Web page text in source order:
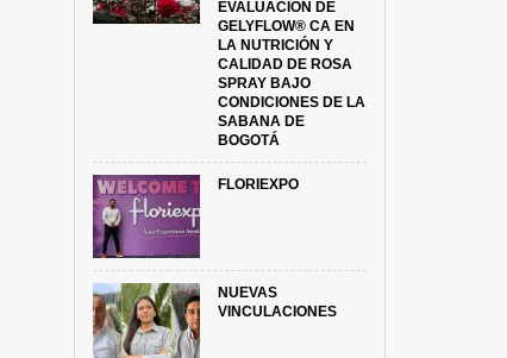
EVALUACIÓN DE
GELYFLOW® CA EN
LA NUTRICIÓN Y
CALIDAD DE ROSA
SPRAY BAJO
CONDICIONES DE LA
SABANA DE
BOGOTÁ
FLORIEXPO
NUEVAS
VINCULACIONES